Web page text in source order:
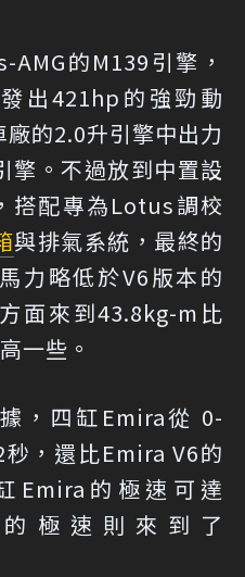
的M139引擎，
出421hp的強勁動
的2.0升引擎中出力
擎。不過放到中置設
搭配專為Lotus調校
與排氣系統，最終的
力略低於V6版本的
面來到43.8kg-m比
一些。
，四缸Emira從 0-
，還比Emira V6的
Emira的極速可達
極速則來到了